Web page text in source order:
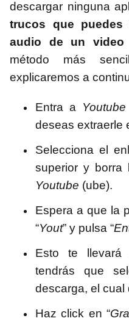
descargar ninguna
trucos que puedes
audio de un video
método más
explicaremos a
Entra a Youtube
deseas extraerle
Selecciona el
superior y borra
Youtube (ube).
Espera a que la
“Yout” y pulsa “
Esto te
tendrás que
descarga, el cual
Haz click en “